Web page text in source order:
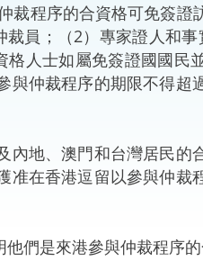
程序的合資格可免簽證
員；（2）專家證人和
人士如屬免簽證國國民
仲裁程序的期限不得超
地、澳門和台灣居民的
在香港逗留以參與仲裁
們是來港參與仲裁程序的